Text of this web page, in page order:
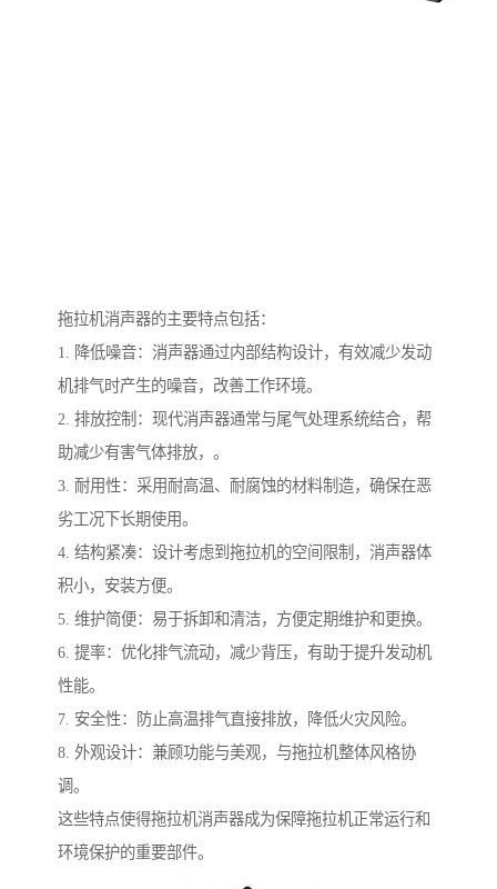
拖拉机消声器的主要特点包括：
1. 降低噪音：消声器通过内部结构设计，有效减少发动
机排气时产生的噪音，改善工作环境。
2. 排放控制：现代消声器通常与尾气处理系统结合，帮
助减少有害气体排放，。
3. 耐用性：采用耐高温、耐腐蚀的材料制造，确保在恶
劣工况下长期使用。
4. 结构紧凑：设计考虑到拖拉机的空间限制，消声器体
积小，安装方便。
5. 维护简便：易于拆卸和清洁，方便定期维护和更换。
6. 提率：优化排气流动，减少背压，有助于提升发动机
性能。
7. 安全性：防止高温排气直接排放，降低火灾风险。
8. 外观设计：兼顾功能与美观，与拖拉机整体风格协
调。
这些特点使得拖拉机消声器成为保障拖拉机正常运行和
环境保护的重要部件。